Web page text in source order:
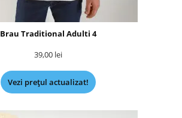
Brau Traditional Adulti 4
39,00 lei
Vezi prețul actualizat!